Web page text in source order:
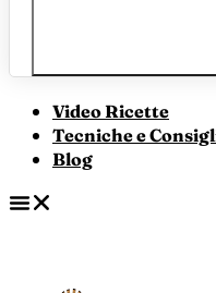
Video Ricette
Tecniche e
Blog